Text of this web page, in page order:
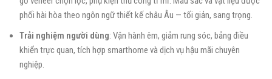
phối hài hòa theo ngôn ngữ thiết kế châu Âu — tối giản, sang trọng.
Trải nghiệm người dùng: Vận hành êm, giảm rung sóc, bảng điều
khiển trực quan, tích hợp smarthome và dịch vụ hậu mãi chuyên
nghiệp.